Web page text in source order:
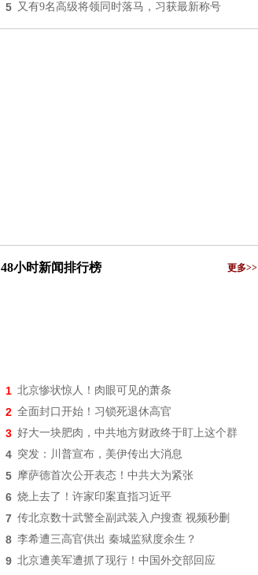
5 又有9名高级将领同时落马，习获最新称号
48小时新闻排行榜 更多>>
1 北京惨状惊人！肉眼可见的萧条
2 全面封口开始！习锁死退休高官
3 好大一块肥肉，中共地方财政终于盯上这个群
4 突发：川普宣布，美伊传出大消息
5 摩萨德首次公开表态！中共大为紧张
6 烧上去了！许家印案直指习近平
7 传北京数十武警全副武装入户搜查 视频秒删
8 李希遭三高官供出 秦城监狱度余生？
9 北京遭美军遭抓了现行！中国外交部回应